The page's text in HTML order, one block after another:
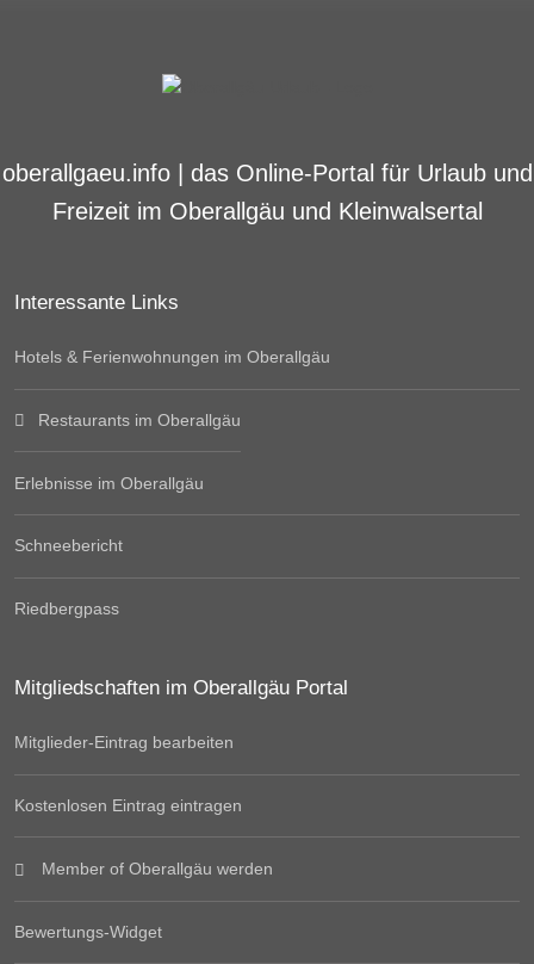
oberallgaeu.info | das Online-Portal für Urlaub und
Freizeit im Oberallgäu und Kleinwalsertal
Interessante Links
Hotels & Ferienwohnungen im Oberallgäu
Restaurants im Oberallgäu
Erlebnisse im Oberallgäu
Schneebericht
Riedbergpass
Mitgliedschaften im Oberallgäu Portal
Mitglieder-Eintrag bearbeiten
Kostenlosen Eintrag eintragen
Member of Oberallgäu werden
Bewertungs-Widget